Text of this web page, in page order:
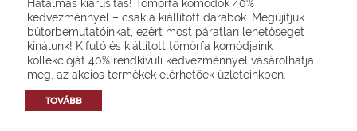
Hatalmas kiárusítás! Tömörfa komódok 40%
kedvezménnyel – csak a kiállított darabok. Megújítjuk
bútorbemutatóinkat, ezért most páratlan lehetőséget
kínálunk! Kifutó és kiállított tömörfa komódjaink
kollekcióját 40% rendkívüli kedvezménnyel vásárolhatja
meg, az akciós termékek elérhetőek üzleteinkben.
TOVÁBB